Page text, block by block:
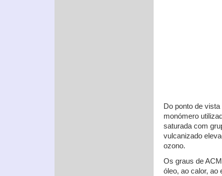
Do ponto de
monómero
saturada com
vulcanizado
ozono.
Os graus de
óleo, ao calor, ao